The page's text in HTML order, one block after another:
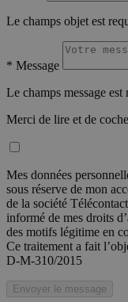
Le champs objet est
* Message
Le champs message est
Merci de lire et de
Mes données
sous réserve de mon
de la société
informé de mes droits
des motifs légitime en
Ce traitement a fait
D-M-310/2015
Envoyer le message